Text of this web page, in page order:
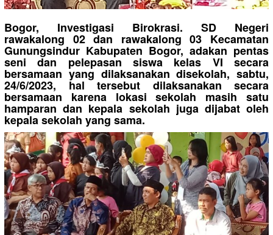
Bogor, Investigasi Birokrasi. SD Negeri
rawakalong 02 dan rawakalong 03 Kecamatan
Gunungsindur Kabupaten Bogor, adakan pentas
seni dan pelepasan siswa kelas VI secara
bersamaan yang dilaksanakan disekolah, sabtu,
24/6/2023, hal tersebut dilaksanakan secara
bersamaan karena lokasi sekolah masih satu
hamparan dan kepala sekolah juga dijabat oleh
kepala sekolah yang sama.